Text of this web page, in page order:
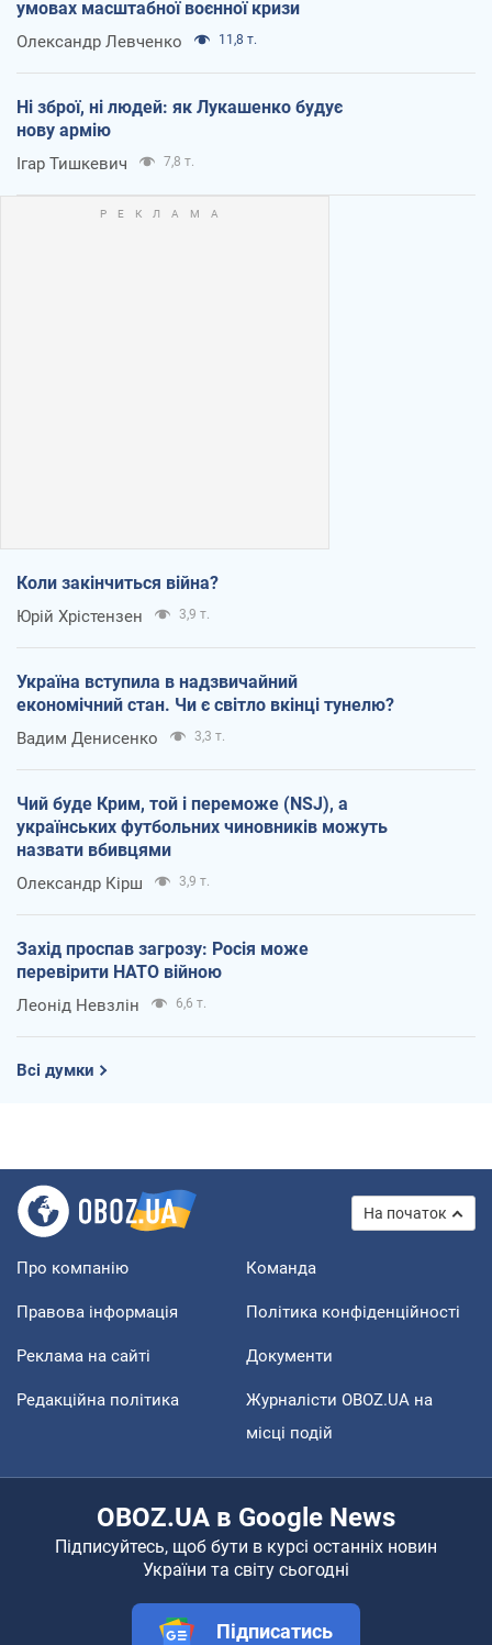
умовах масштабної воєнної кризи
Олександр Левченко 11,8 т.
Ні зброї, ні людей: як Лукашенко будує
нову армію
Ігар Тишкевич 7,8 т.
Коли закінчиться війна?
Юрій Хрістензен 3,9 т.
Україна вступила в надзвичайний
економічний стан. Чи є світло вкінці тунелю?
Вадим Денисенко 3,3 т.
Чий буде Крим, той і переможе (NSJ), а
українських футбольних чиновників можуть
назвати вбивцями
Олександр Кірш 3,9 т.
Захід проспав загрозу: Росія може
перевірити НАТО війною
Леонід Невзлін 6,6 т.
Всі думки
На початок
Про компанію Команда
Правова інформація Політика конфіденційності
Реклама на сайті Документи
Редакційна політика
Журналісти OBOZ.UA на
місці подій
OBOZ.UA в Google News
Підписуйтесь, щоб бути в курсі останніх новин
України та світу сьогодні
Підписатись